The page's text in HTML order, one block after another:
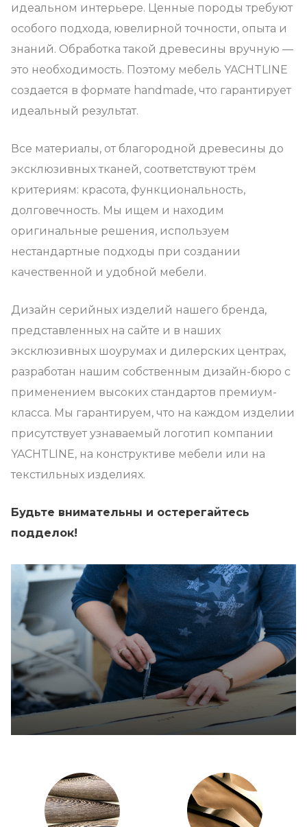
идеальном интерьере. Ценные породы требуют
особого подхода, ювелирной точности, опыта и
знаний. Обработка такой древесины вручную —
это необходимость. Поэтому мебель YACHTLINE
создается в формате handmade, что гарантирует
идеальный результат.
Все материалы, от благородной древесины до
эксклюзивных тканей, соответствуют трём
критериям: красота, функциональность,
долговечность. Мы ищем и находим
оригинальные решения, используем
нестандартные подходы при создании
качественной и удобной мебели.
Дизайн серийных изделий нашего бренда,
представленных на сайте и в наших
эксклюзивных шоурумах и дилерских центрах,
разработан нашим собственным дизайн-бюро с
применением высоких стандартов премиум-
класса. Мы гарантируем, что на каждом изделии
присутствует узнаваемый логотип компании
YACHTLINE, на конструктиве мебели или на
текстильных изделиях.
Будьте внимательны и остерегайтесь
подделок!